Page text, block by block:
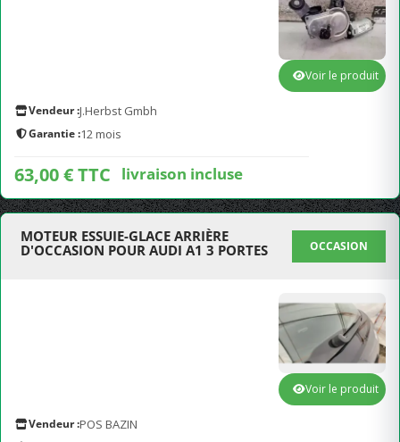
Vendeur :J.Herbst Gmbh
Garantie :12 mois
63,00 € TTC livraison incluse
Voir le produit
MOTEUR ESSUIE-GLACE ARRIÈRE
D'OCCASION POUR AUDI A1 3 PORTES
OCCASION
Vendeur :POS BAZIN
Voir le produit